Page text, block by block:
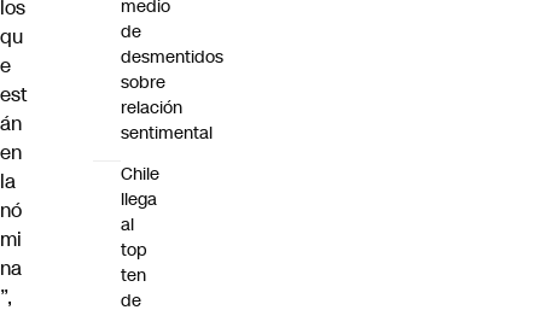
los
qu
e
est
án
en
la
nó
mi
na
”,
medio
de
desmentidos
sobre
relación
sentimental
Chile
llega
al
top
ten
de